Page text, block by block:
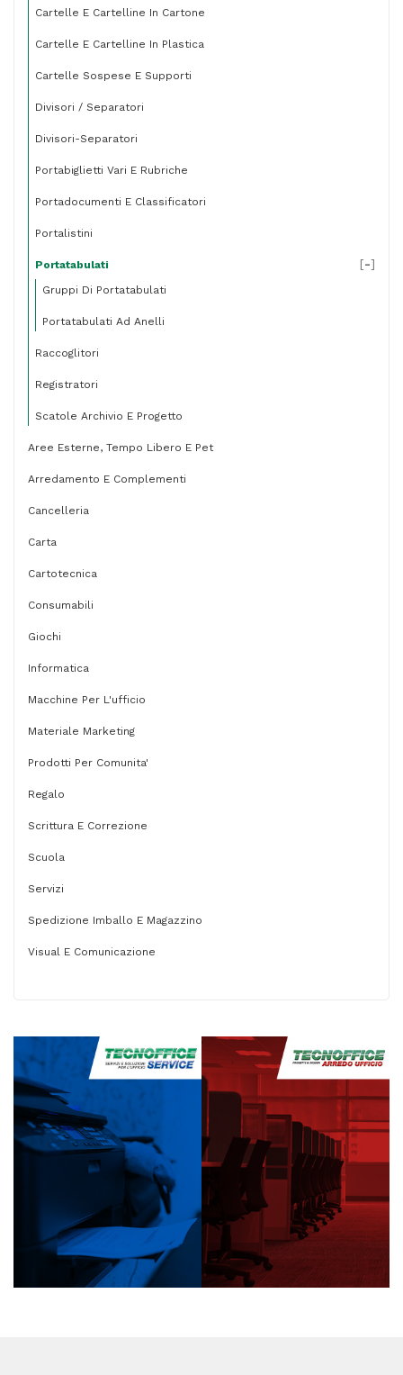
cm
-
Cartelle E Cartelline In Cartone
Cartelle E Cartelline In Plastica
Cartelle Sospese E Supporti
Divisori / Separatori
Divisori-Separatori
Portabiglietti Vari E Rubriche
Portadocumenti E Classificatori
Portalistini
Portatabulati
Gruppi Di Portatabulati
Portatabulati Ad Anelli
[-]
Raccoglitori
Registratori
Scatole Archivio E Progetto
Aree Esterne, Tempo Libero E Pet
Arredamento E Complementi
Cancelleria
Carta
Cartotecnica
Consumabili
Giochi
Informatica
Macchine Per L'ufficio
Materiale Marketing
Prodotti Per Comunita'
Regalo
Scrittura E Correzione
Scuola
Servizi
Spedizione Imballo E Magazzino
Visual E Comunicazione